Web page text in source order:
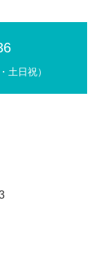
⼟⽇祝）